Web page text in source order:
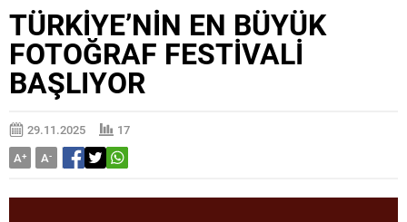
TÜRKİYE’NİN EN BÜYÜK
FOTOĞRAF FESTİVALİ
BAŞLIYOR
29.11.2025
17
A+ A-